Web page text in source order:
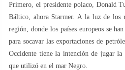
Primero, el presidente polaco, Donald
Báltico, ahora Starmer. A la luz de los
región, donde los países europeos se
para socavar las exportaciones de
Occidente tiene la intención de jugar
que utilizó en el mar Negro.